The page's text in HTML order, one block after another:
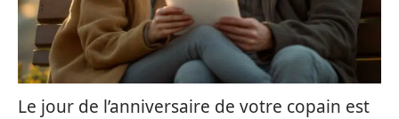
Le jour de l’anniversaire de votre copain est